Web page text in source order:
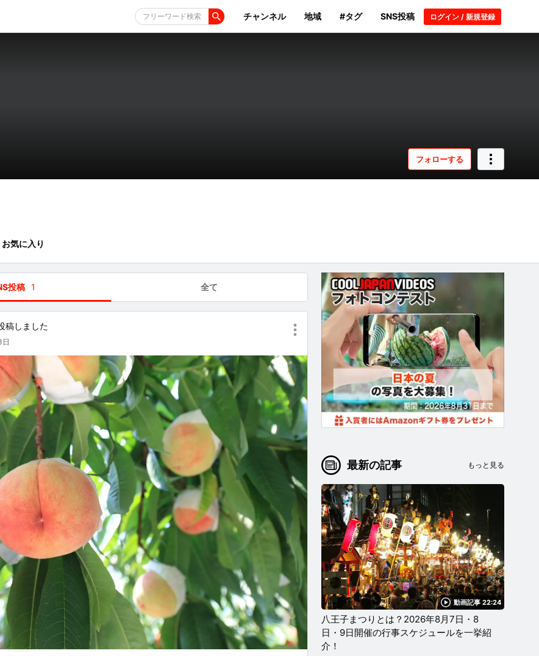
フリーワード検索 チャンネル 地域 #タグ SNS投稿 ログイン / 新規登録
フォローする
お気に入り
投稿 1 全て
稿しました
最新の記事 もっと見る
動画記事 22:24
八王子まつりとは？2026年8月7日・8
日・9日開催の行事スケジュールを一挙紹
介！